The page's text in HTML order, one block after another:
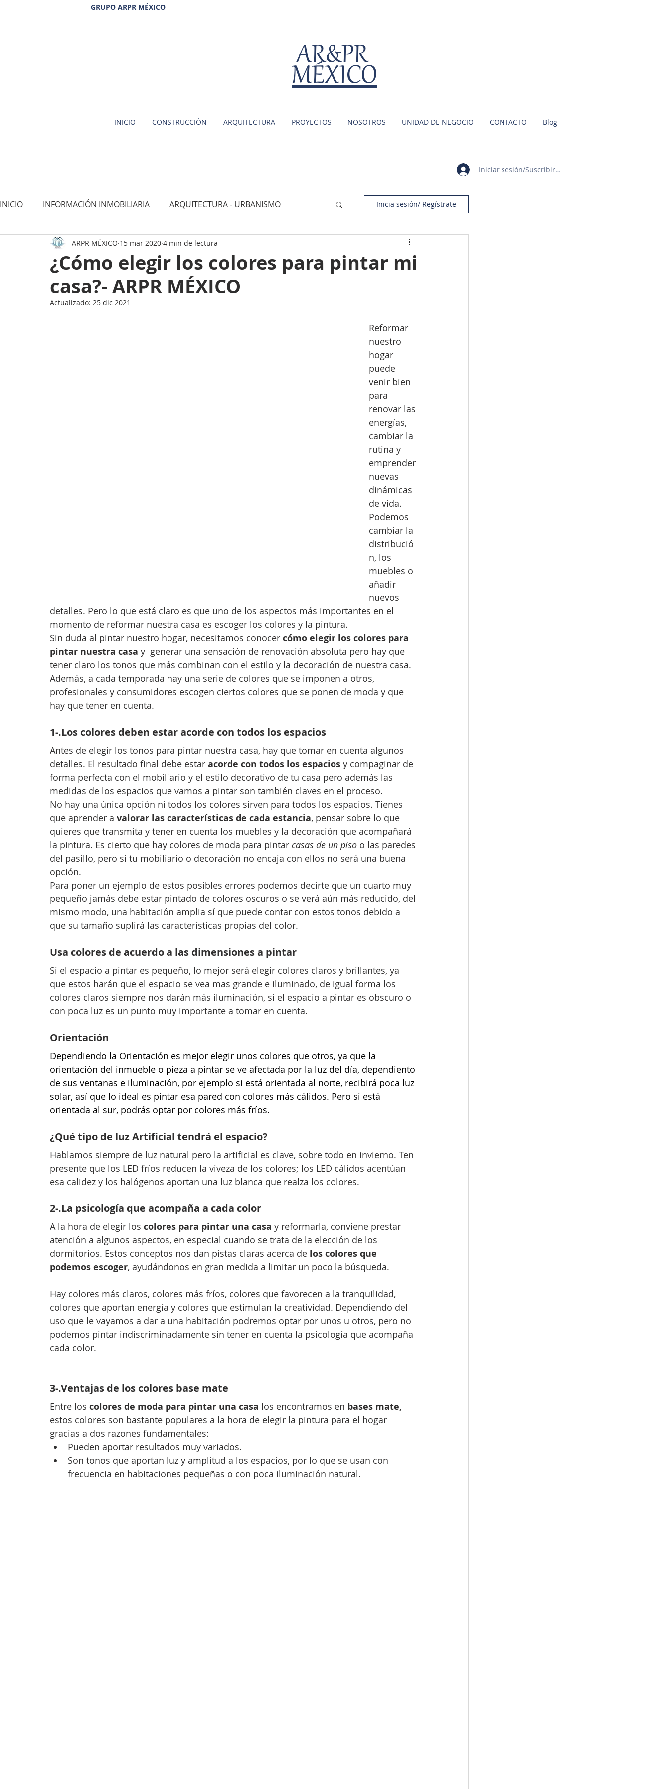
GRUPO ARPR MÉXICO
MÉXICO
AR&PR
INICIO CONSTRUCCIÓN ARQUITECTURA PROYECTOS NOSOTROS UNIDAD DE NEGOCIO CONTACTO Blog
Iniciar sesión/Suscribirme
INICIO INFORMACIÓN INMOBILIARIA ARQUITECTURA - URBANISMO
Datos asombrosos de México Como comprar una casa
Como preparar tu casa para la venta Mérida Yucatán
Inicia sesión/ Regístrate
¿Cómo elegir los colores para pintar mi
casa?- ARPR MÉXICO
ARPR MÉXICO 15 mar 2020 4 min de lectura
Actualizado: 25 dic 2021
Reformar
nuestro
hogar
puede
venir bien
para
renovar las
energías,
cambiar la
rutina y
emprender
nuevas
dinámicas
de vida.
Podemos
cambiar la
distribució
n, los
muebles o
añadir
nuevos
detalles. Pero lo que está claro es que uno de los aspectos más importantes en el
momento de reformar nuestra casa es escoger los colores y la pintura.
Sin duda al pintar nuestro hogar, necesitamos conocer cómo elegir los colores para
pintar nuestra casa y  generar una sensación de renovación absoluta pero hay que
tener claro los tonos que más combinan con el estilo y la decoración de nuestra casa.
Además, a cada temporada hay una serie de colores que se imponen a otros,
profesionales y consumidores escogen ciertos colores que se ponen de moda y que
hay que tener en cuenta.
1-.Los colores deben estar acorde con todos los espacios
Antes de elegir los tonos para pintar nuestra casa, hay que tomar en cuenta algunos
detalles. El resultado final debe estar acorde con todos los espacios y compaginar de
forma perfecta con el mobiliario y el estilo decorativo de tu casa pero además las
medidas de los espacios que vamos a pintar son también claves en el proceso.
No hay una única opción ni todos los colores sirven para todos los espacios. Tienes
que aprender a valorar las características de cada estancia, pensar sobre lo que
quieres que transmita y tener en cuenta los muebles y la decoración que acompañará
la pintura. Es cierto que hay colores de moda para pintar casas de un piso o las paredes
del pasillo, pero si tu mobiliario o decoración no encaja con ellos no será una buena
opción.
Para poner un ejemplo de estos posibles errores podemos decirte que un cuarto muy
pequeño jamás debe estar pintado de colores oscuros o se verá aún más reducido, del
mismo modo, una habitación amplia sí que puede contar con estos tonos debido a
que su tamaño suplirá las características propias del color.
Usa colores de acuerdo a las dimensiones a pintar
Si el espacio a pintar es pequeño, lo mejor será elegir colores claros y brillantes, ya
que estos harán que el espacio se vea mas grande e iluminado, de igual forma los
colores claros siempre nos darán más iluminación, si el espacio a pintar es obscuro o
con poca luz es un punto muy importante a tomar en cuenta.
Orientación
Dependiendo la Orientación es mejor elegir unos colores que otros, ya que la
orientación del inmueble o pieza a pintar se ve afectada por la luz del día, dependiento
de sus ventanas e iluminación, por ejemplo si está orientada al norte, recibirá poca luz
solar, así que lo ideal es pintar esa pared con colores más cálidos. Pero si está
orientada al sur, podrás optar por colores más fríos.
¿Qué tipo de luz Artificial tendrá el espacio?
Hablamos siempre de luz natural pero la artificial es clave, sobre todo en invierno. Ten
presente que los LED fríos reducen la viveza de los colores; los LED cálidos acentúan
esa calidez y los halógenos aportan una luz blanca que realza los colores.
2-.La psicología que acompaña a cada color
A la hora de elegir los colores para pintar una casa y reformarla, conviene prestar
atención a algunos aspectos, en especial cuando se trata de la elección de los
dormitorios. Estos conceptos nos dan pistas claras acerca de los colores que
podemos escoger, ayudándonos en gran medida a limitar un poco la búsqueda.
Hay colores más claros, colores más fríos, colores que favorecen a la tranquilidad,
colores que aportan energía y colores que estimulan la creatividad. Dependiendo del
uso que le vayamos a dar a una habitación podremos optar por unos u otros, pero no
podemos pintar indiscriminadamente sin tener en cuenta la psicología que acompaña
cada color.
3-.Ventajas de los colores base mate
Entre los colores de moda para pintar una casa los encontramos en bases mate,
estos colores son bastante populares a la hora de elegir la pintura para el hogar
gracias a dos razones fundamentales:
Pueden aportar resultados muy variados.
Son tonos que aportan luz y amplitud a los espacios, por lo que se usan con
frecuencia en habitaciones pequeñas o con poca iluminación natural.